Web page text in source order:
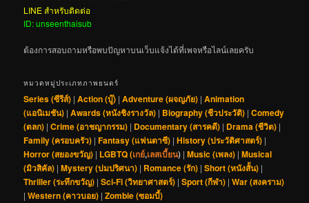
LINE สำหรับติดต่อ
ID: unseenthaisub
ต้องการสอบถามหรือพบปัญหาบนเว็บแจ้งได้ที่เพจหรือไลน์เลยครับ
หมวดหมู่ประเภทภาพยนตร์
Series (ซีรีส์) |Action (บู๊) |Adventure (ผจญภัย) |Animation
(แอนิเมชัน) |Awards (หนังชิงรางวัล) | Biography (ชีวประวัติ) |Comedy
(ตลก) |Crime (อาชญากรรม) | Documentary (สารคดี) | Drama (ชีวิต) |
Family (ครอบครัว) |Fantasy (แฟนตาซี) |History (ประวัติศาสตร์) |
Horror (สยองขวัญ) | LGBTQ (เกย์,เลสเบี้ยน) |Music (เพลง) |Musical
(มิวสิคัล) |Mystery (ปมปริศนา) | Romance (รัก) |Short (หนังสั้น) |
Thriller (ระทึกขวัญ) |Sci-Fi (วิทยาศาสตร์) |Sport (กีฬา) |War (สงคราม)
|Western (คาวบอย) |Zombie (ซอมบี้)